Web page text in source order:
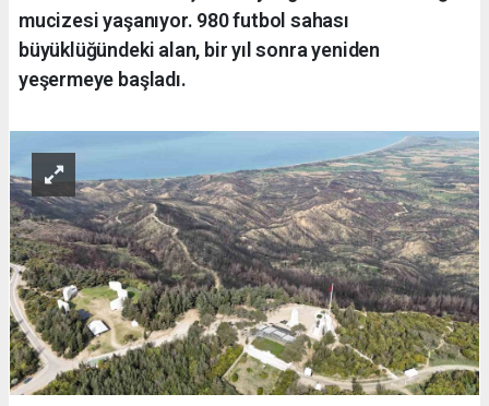
mucizesi yaşanıyor. 980 futbol sahası
büyüklüğündeki alan, bir yıl sonra yeniden
yeşermeye başladı.